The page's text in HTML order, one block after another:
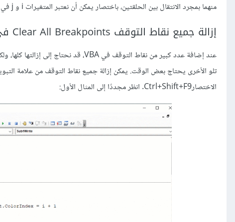
منهما بمجرد الانتقال بين الحلقتين، باختصار يمكن أن نعتبر المتغيرات i و j في الإجراء الثاني متغيرات جديدة تمامًا كما لو كانا باسمين جديدين k و F.
إزالة جميع نقاط التوقف Clear All Breakpoints في VBA Exel
الاختصارCtrl+Shift+F9. انظر مجددًا إلى المثال الأول: